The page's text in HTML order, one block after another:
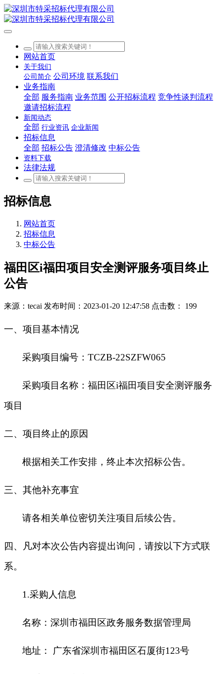
网站首页
关于我们
公司简介 公司环境 联系我们
业务指南
全部 服务指南 业务范围 公开招标流程 竞争性谈判流程
邀请招标流程
新闻动态
全部 行业资讯 企业新闻
招标信息
全部 招标公告 澄清修改 中标公告
资料下载
法律法规
招标信息
网站首页
招标信息
中标公告
福田区i福田项目安全测评服务项目终止
公告
来源：tecai 发布时间：2023-01-20 12:47:58 点击数： 199
一、项目基本情况
采购项目编号： TCZB-22SZFW065
采购项目名称：福田区i福田项目安全测评服务
项目
二、项目终止的原因
根据相关工作安排，终止本次招标公告。
三、其他补充事宜
请各相关单位密切关注项目后续公告。
四、凡对本次公告内容提出询问，请按以下方式联
系。
1.采购人信息
名称：深圳市福田区政务服务数据管理局
地址： 广东省深圳市福田区石厦街123号